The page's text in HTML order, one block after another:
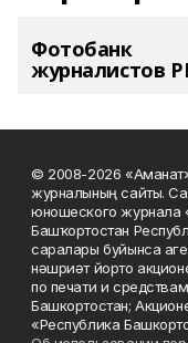
Фотобанк
журналистов
© 2008-2026
журналының сайты.
юношеского журнала
Башҡортостан
саралары буйынса
нәшриәт йорто
по печати и
Башкортостан;
«Республика